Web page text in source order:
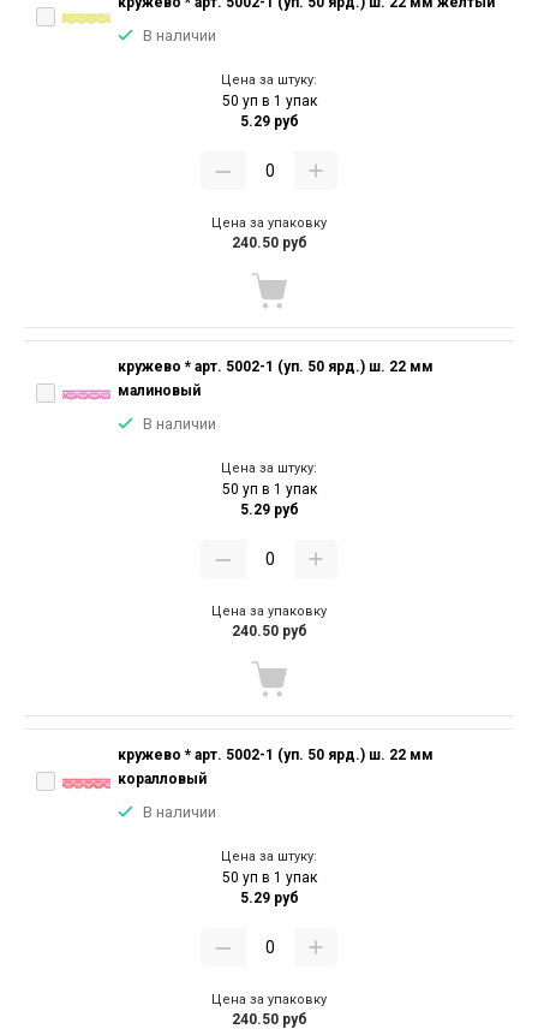
В наличии
Цена за штуку:
50 уп в 1 упак
5.29 руб
Цена за упаковку
240.50 руб
кружево * арт. 5002-1 (уп. 50 ярд.) ш. 22 мм
малиновый
В наличии
Цена за штуку:
50 уп в 1 упак
5.29 руб
Цена за упаковку
240.50 руб
кружево * арт. 5002-1 (уп. 50 ярд.) ш. 22 мм
коралловый
В наличии
Цена за штуку:
50 уп в 1 упак
5.29 руб
Цена за упаковку
240.50 руб